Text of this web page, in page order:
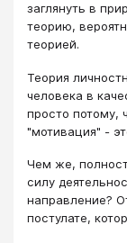
заглянуть в
теорию,
теорией.
Теория
человека в
просто потому,
"мотивация" -
Чем же,
силу
направление?
постулате,